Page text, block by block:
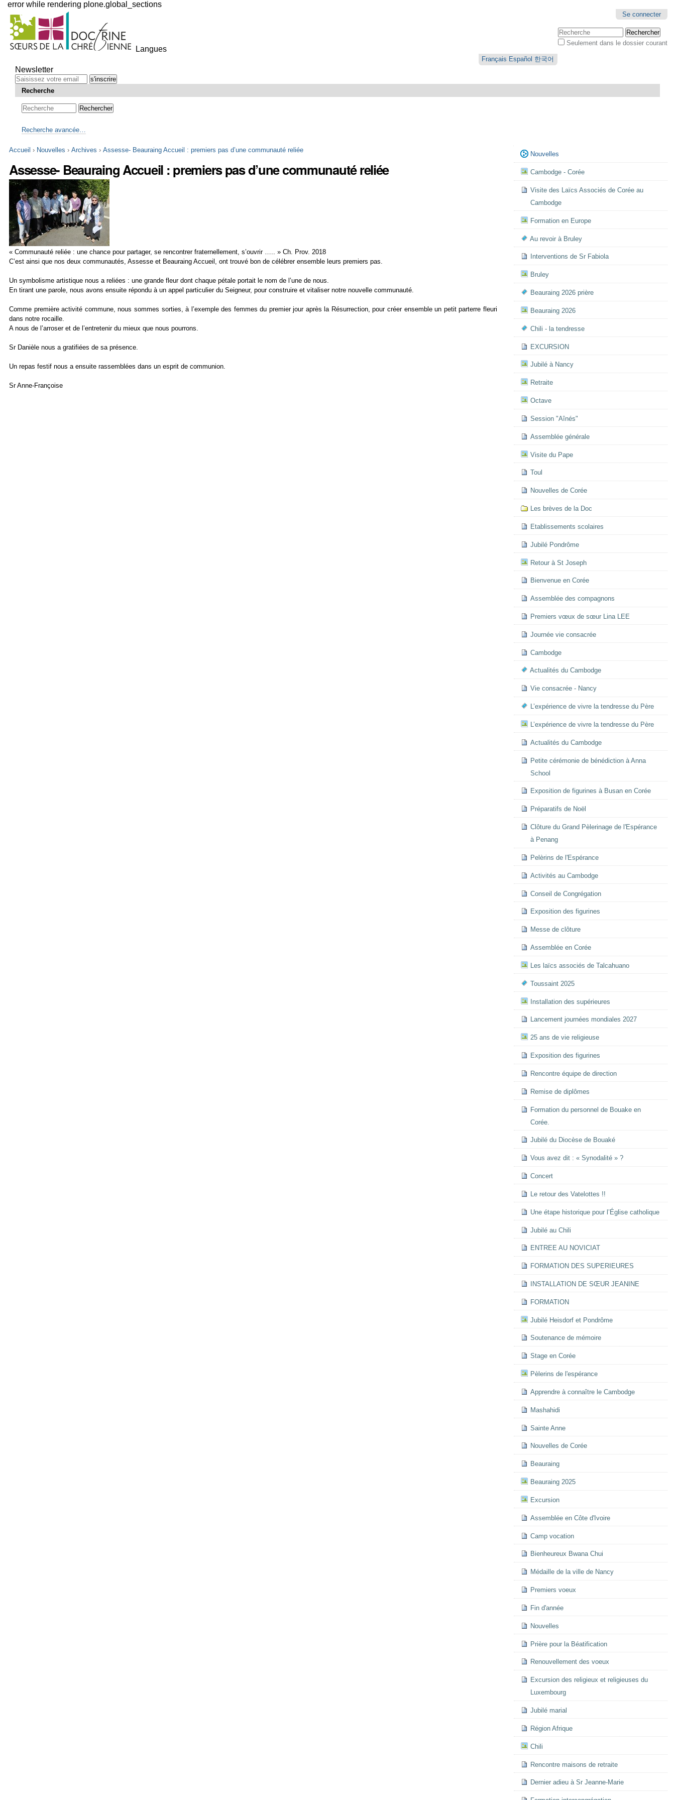
error while rendering plone.global_sections
Outils
personnels
Se connecter
Chercher par
Seulement dans le dossier courant
Langues
Français Español 한국어
au
contenu.
Aller
Newsletter
Recherche
Recherche avancée…
Accueil › Nouvelles ›Archives ›Assesse- Beauraing Accueil : premiers pas d’une communauté reliée
Assesse- Beauraing Accueil : premiers pas d’une communauté reliée
« Communauté reliée : une chance pour partager, se rencontrer fraternellement, s’ouvrir ….. » Ch. Prov. 2018
C’est ainsi que nos deux communautés, Assesse et Beauraing Accueil, ont trouvé bon de célébrer ensemble leurs premiers pas.
Un symbolisme artistique nous a reliées : une grande fleur dont chaque pétale portait le nom de l’une de nous.
En tirant une parole, nous avons ensuite répondu à un appel particulier du Seigneur, pour construire et vitaliser notre nouvelle communauté.
Comme première activité commune, nous sommes sorties, à l’exemple des femmes du premier jour après la Résurrection, pour créer ensemble un petit parterre fleuri
dans notre rocaille.
A nous de l’arroser et de l’entretenir du mieux que nous pourrons.
Sr Danièle nous a gratifiées de sa présence.
Un repas festif nous a ensuite rassemblées dans un esprit de communion.
Sr Anne-Françoise
Navigation
Nouvelles
Cambodge - Corée
Visite des Laïcs Associés de Corée au
Cambodge
Formation en Europe
Au revoir à Bruley
Interventions de Sr Fabiola
Bruley
Beauraing 2026 prière
Beauraing 2026
Chili - la tendresse
EXCURSION
Jubilé à Nancy
Retraite
Octave
Session "Aînés"
Assemblée générale
Visite du Pape
Toul
Nouvelles de Corée
Les brèves de la Doc
Etablissements scolaires
Jubilé Pondrôme
Retour à St Joseph
Bienvenue en Corée
Assemblée des compagnons
Premiers vœux de sœur Lina LEE
Journée vie consacrée
Cambodge
Actualités du Cambodge
Vie consacrée - Nancy
L’expérience de vivre la tendresse du Père
L’expérience de vivre la tendresse du Père
Actualités du Cambodge
Petite cérémonie de bénédiction à Anna
School
Exposition de figurines à Busan en Corée
Préparatifs de Noël
Clôture du Grand Pèlerinage de l'Espérance
à Penang
Pelèrins de l'Espérance
Activités au Cambodge
Conseil de Congrégation
Exposition des figurines
Messe de clôture
Assemblée en Corée
Les laïcs associés de Talcahuano
Toussaint 2025
Installation des supérieures
Lancement journées mondiales 2027
25 ans de vie religieuse
Exposition des figurines
Rencontre équipe de direction
Remise de diplômes
Formation du personnel de Bouake en
Corée.
Jubilé du Diocèse de Bouaké
Vous avez dit : « Synodalité » ?
Concert
Le retour des Vatelottes !!
Une étape historique pour l’Église catholique
Jubilé au Chili
ENTREE AU NOVICIAT
FORMATION DES SUPERIEURES
INSTALLATION DE SŒUR JEANINE
FORMATION
Jubilé Heisdorf et Pondrôme
Soutenance de mémoire
Stage en Corée
Pèlerins de l'espérance
Apprendre à connaître le Cambodge
Mashahidi
Sainte Anne
Nouvelles de Corée
Beauraing
Beauraing 2025
Excursion
Assemblée en Côte d'Ivoire
Camp vocation
Bienheureux Bwana Chui
Médaille de la ville de Nancy
Premiers voeux
Fin d'année
Nouvelles
Prière pour la Béatification
Renouvellement des voeux
Excursion des religieux et religieuses du
Luxembourg
Jubilé marial
Région Afrique
Chili
Rencontre maisons de retraite
Dernier adieu à Sr Jeanne-Marie